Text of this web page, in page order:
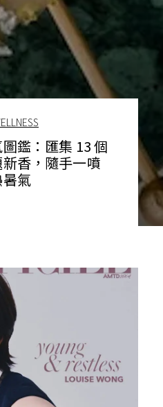
鑑：匯集 13 個
香，隨手一噴
氣